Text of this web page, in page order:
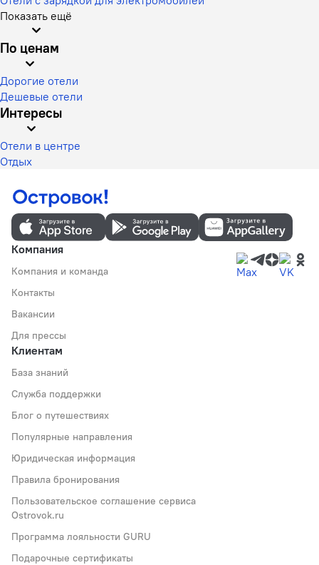
Показать ещё
По ценам
Дорогие отели
Дешевые отели
Интересы
Отели в центре
Отдых
Компания
Компания и команда
Контакты
Вакансии
Для прессы
Клиентам
База знаний
Служба поддержки
Блог о путешествиях
Популярные направления
Юридическая информация
Правила бронирования
Пользовательское соглашение сервиса
Ostrovok.ru
Программа лояльности GURU
Подарочные сертификаты